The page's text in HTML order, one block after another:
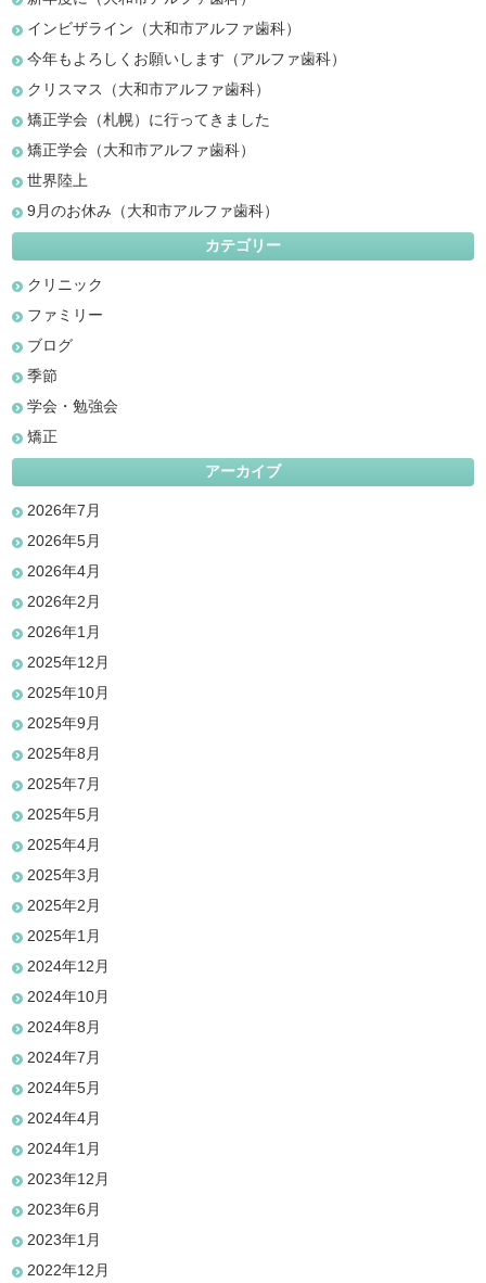
インビザライン（大和市アルファ歯科）
今年もよろしくお願いします（アルファ歯科）
クリスマス（大和市アルファ歯科）
矯正学会（札幌）に行ってきました
矯正学会（大和市アルファ歯科）
世界陸上
9月のお休み（大和市アルファ歯科）
カテゴリー
クリニック
ファミリー
ブログ
季節
学会・勉強会
矯正
アーカイブ
2026年7月
2026年5月
2026年4月
2026年2月
2026年1月
2025年12月
2025年10月
2025年9月
2025年8月
2025年7月
2025年5月
2025年4月
2025年3月
2025年2月
2025年1月
2024年12月
2024年10月
2024年8月
2024年7月
2024年5月
2024年4月
2024年1月
2023年12月
2023年6月
2023年1月
2022年12月